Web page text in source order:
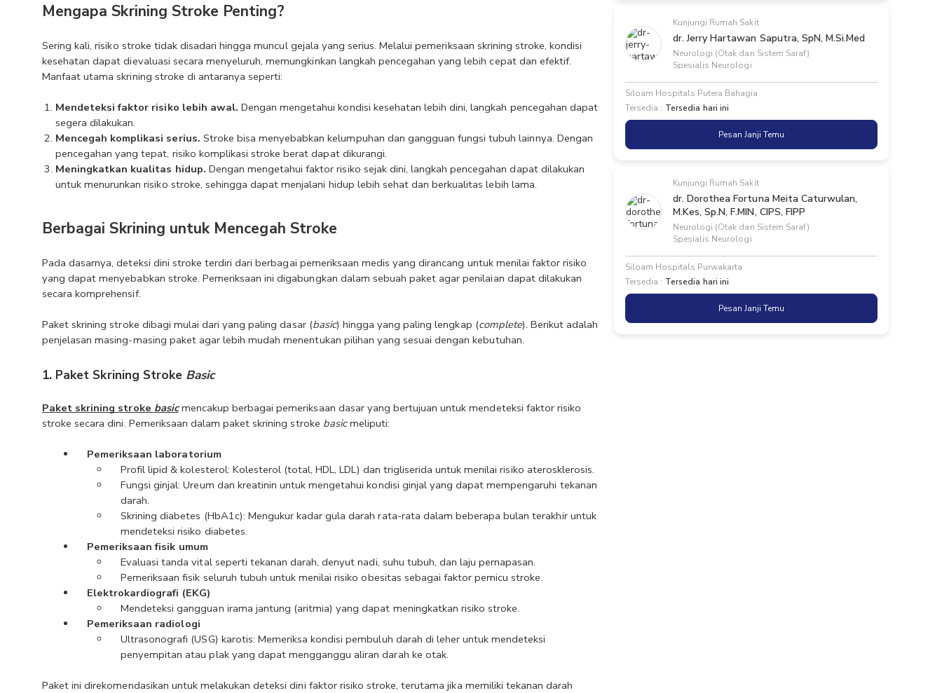
Mengapa Skrining Stroke Penting?
Sering kali, risiko stroke tidak disadari hingga muncul gejala yang serius. Melalui pemeriksaan skrining stroke, kondisi
kesehatan dapat dievaluasi secara menyeluruh, memungkinkan langkah pencegahan yang lebih cepat dan efektif.
Manfaat utama skrining stroke di antaranya seperti:
Mendeteksi faktor risiko lebih awal. Dengan mengetahui kondisi kesehatan lebih dini, langkah pencegahan dapat
segera dilakukan.
Mencegah komplikasi serius. Stroke bisa menyebabkan kelumpuhan dan gangguan fungsi tubuh lainnya. Dengan
pencegahan yang tepat, risiko komplikasi stroke berat dapat dikurangi.
Meningkatkan kualitas hidup. Dengan mengetahui faktor risiko sejak dini, langkah pencegahan dapat dilakukan
untuk menurunkan risiko stroke, sehingga dapat menjalani hidup lebih sehat dan berkualitas lebih lama.
Berbagai Skrining untuk Mencegah Stroke
Pada dasarnya, deteksi dini stroke terdiri dari berbagai pemeriksaan medis yang dirancang untuk menilai faktor risiko
yang dapat menyebabkan stroke. Pemeriksaan ini digabungkan dalam sebuah paket agar penilaian dapat dilakukan
secara komprehensif.
Paket skrining stroke dibagi mulai dari yang paling dasar (basic) hingga yang paling lengkap (complete). Berikut adalah
penjelasan masing-masing paket agar lebih mudah menentukan pilihan yang sesuai dengan kebutuhan.
1. Paket Skrining Stroke Basic
Paket skrining stroke basic mencakup berbagai pemeriksaan dasar yang bertujuan untuk mendeteksi faktor risiko
stroke secara dini. Pemeriksaan dalam paket skrining stroke basic meliputi:
Pemeriksaan laboratorium
Profil lipid & kolesterol: Kolesterol (total, HDL, LDL) dan trigliserida untuk menilai risiko aterosklerosis.
Fungsi ginjal: Ureum dan kreatinin untuk mengetahui kondisi ginjal yang dapat mempengaruhi tekanan
darah.
Skrining diabetes (HbA1c): Mengukur kadar gula darah rata-rata dalam beberapa bulan terakhir untuk
mendeteksi risiko diabetes.
Pemeriksaan fisik umum
Evaluasi tanda vital seperti tekanan darah, denyut nadi, suhu tubuh, dan laju pernapasan.
Pemeriksaan fisik seluruh tubuh untuk menilai risiko obesitas sebagai faktor pemicu stroke.
Elektrokardiografi (EKG)
Mendeteksi gangguan irama jantung (aritmia) yang dapat meningkatkan risiko stroke.
Pemeriksaan radiologi
Ultrasonografi (USG) karotis: Memeriksa kondisi pembuluh darah di leher untuk mendeteksi
penyempitan atau plak yang dapat mengganggu aliran darah ke otak.
Paket ini direkomendasikan untuk melakukan deteksi dini faktor risiko stroke, terutama jika memiliki tekanan darah
Kunjungi Rumah Sakit
dr. Jerry Hartawan Saputra, SpN, M.Si.Med
Neurologi (Otak dan Sistem Saraf)
Spesialis Neurologi
Siloam Hospitals Putera Bahagia
Tersedia : Tersedia hari ini
Pesan Janji Temu
Kunjungi Rumah Sakit
dr. Dorothea Fortuna Meita Caturwulan,
M.Kes, Sp.N, F.MIN, CIPS, FIPP
Neurologi (Otak dan Sistem Saraf)
Spesialis Neurologi
Siloam Hospitals Purwakarta
Tersedia : Tersedia hari ini
Pesan Janji Temu